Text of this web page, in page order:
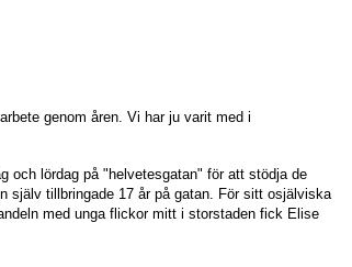
genom åren. Vi har ju varit med i
och lördag på "helvetesgatan" för att stödjade
själv tillbringade 17 år på gatan. För sitt osjälviska
med unga flickor mitt i storstaden fick Elise